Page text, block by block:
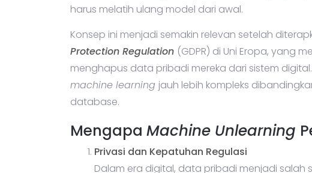
harus melatih ulang model dari awal.
Konsep ini menjadi semakin relevan setelah
Protection Regulation (GDPR) di Uni Eropa, yang
menghapus data pribadi mereka dari sistem
machine learning jauh lebih kompleks
database.
Mengapa Machine Unlearning
Privasi dan Kepatuhan Regulasi
Dalam era digital, data pribadi menjadi salah